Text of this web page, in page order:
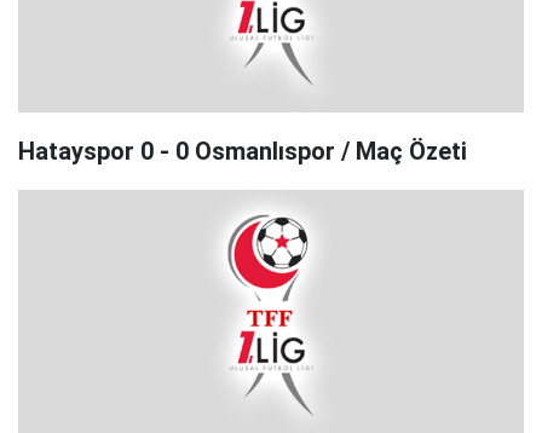
Hatayspor 0 - 0 Osmanlıspor / Maç Özeti